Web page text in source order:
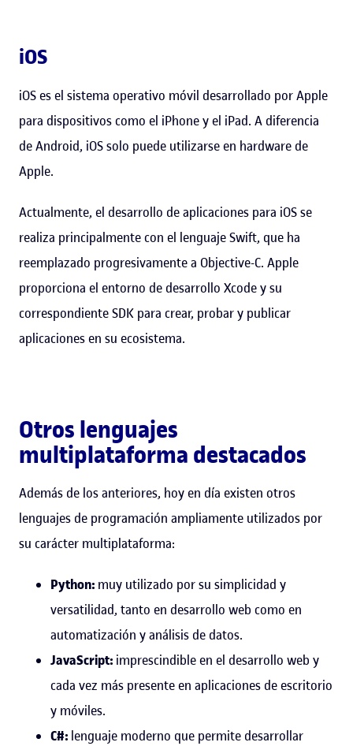
iOS
iOS es el sistema operativo móvil desarrollado por Apple
para dispositivos como el iPhone y el iPad. A diferencia
de Android, iOS solo puede utilizarse en hardware de
Apple.
Actualmente, el desarrollo de aplicaciones para iOS se
realiza principalmente con el lenguaje Swift, que ha
reemplazado progresivamente a Objective-C. Apple
proporciona el entorno de desarrollo Xcode y su
correspondiente SDK para crear, probar y publicar
aplicaciones en su ecosistema.
Otros lenguajes
multiplataforma destacados
Además de los anteriores, hoy en día existen otros
lenguajes de programación ampliamente utilizados por
su carácter multiplataforma:
Python: muy utilizado por su simplicidad y
versatilidad, tanto en desarrollo web como en
automatización y análisis de datos.
JavaScript: imprescindible en el desarrollo web y
cada vez más presente en aplicaciones de escritorio
y móviles.
C#: lenguaje moderno que permite desarrollar